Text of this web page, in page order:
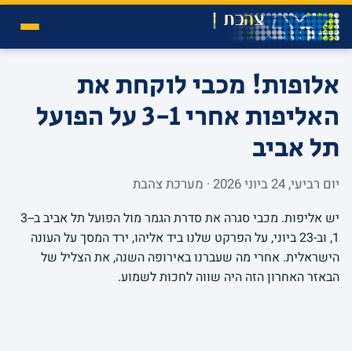
אלופות! מכבי לוקחת את
האליפות אחרי 3-1 על הפועל
תל אביב
יום רביעי, 24 ביוני 2026 · מערכת צהבת
יש אליפות. מכבי סגרה את סדרת הגמר מול הפועל תל אביב ב-3-
1, וב-23 ביוני, על הפרקט שלנו ביד אליהו, ירד המסך על העונה
הישראלית. אחרי מה שעברנו באירופה השנה, את הצליל של
הבאזר האחרון הזה היה שווה לחכות לשמוע.